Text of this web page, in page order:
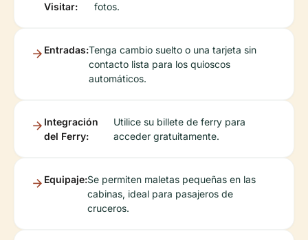
Visitar:
fotos.
Entradas:Tenga cambio suelto o una tarjeta sin
contacto lista para los quioscos
automáticos.
Integración
del Ferry:
Utilice su billete de ferry para
acceder gratuitamente.
Equipaje:Se permiten maletas pequeñas en las
cabinas, ideal para pasajeros de
cruceros.